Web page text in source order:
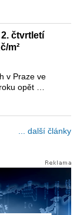
čtvrtletí
m²
v Praze ve
opět …
... další články